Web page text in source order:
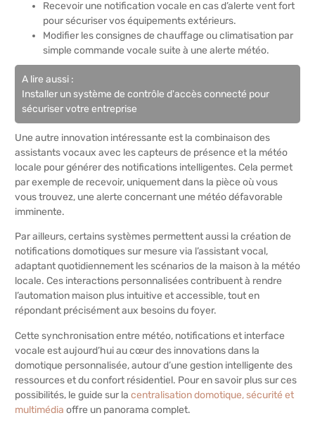
Recevoir une notification vocale en cas d’alerte vent fort
pour sécuriser vos équipements extérieurs.
Modifier les consignes de chauffage ou climatisation par
simple commande vocale suite à une alerte météo.
A lire aussi :
Installer un système de contrôle d'accès connecté pour
sécuriser votre entreprise
Une autre innovation intéressante est la combinaison des
assistants vocaux avec les capteurs de présence et la météo
locale pour générer des notifications intelligentes. Cela permet
par exemple de recevoir, uniquement dans la pièce où vous
vous trouvez, une alerte concernant une météo défavorable
imminente.
Par ailleurs, certains systèmes permettent aussi la création de
notifications domotiques sur mesure via l’assistant vocal,
adaptant quotidiennement les scénarios de la maison à la météo
locale. Ces interactions personnalisées contribuent à rendre
l’automation maison plus intuitive et accessible, tout en
répondant précisément aux besoins du foyer.
Cette synchronisation entre météo, notifications et interface
vocale est aujourd’hui au cœur des innovations dans la
domotique personnalisée, autour d’une gestion intelligente des
ressources et du confort résidentiel. Pour en savoir plus sur ces
possibilités, le guide sur la centralisation domotique, sécurité et
multimédia offre un panorama complet.